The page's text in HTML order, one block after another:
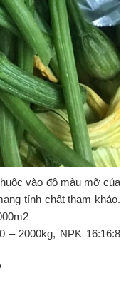
vào độ màu mỡ của
tính chất tham khảo.
– 2000kg, NPK 16:16:8